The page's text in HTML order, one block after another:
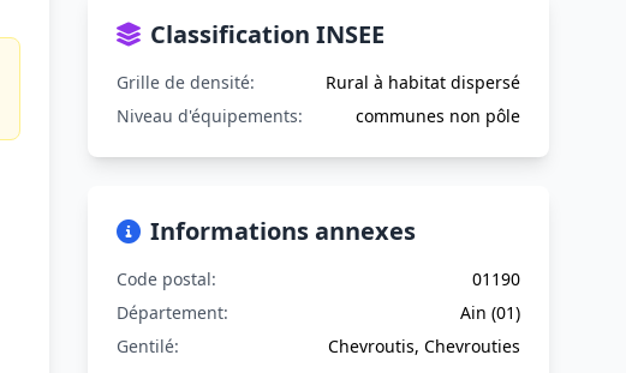
Classification INSEE
Grille de densité:
Rural à habitat dispersé
Niveau d'équipements:
communes non pôle
Informations annexes
Code postal:
01190
Département:
Ain (01)
Gentilé:
Chevroutis, Chevrouties